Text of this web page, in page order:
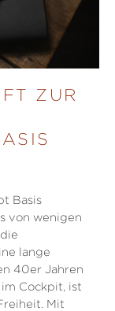
ZUR
Basis
von wenigen
lange
40er Jahren
Cockpit, ist
Mit